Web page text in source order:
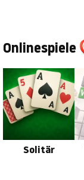
Onlinespiele
Solitär